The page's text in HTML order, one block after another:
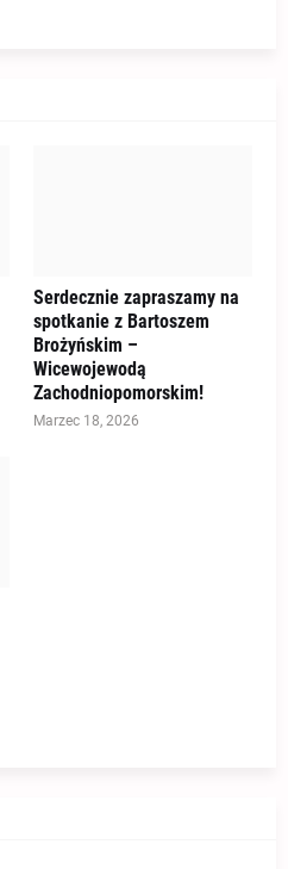
Serdecznie zapraszamy na
spotkanie z Bartoszem
Brożyńskim –
Wicewojewodą
Zachodniopomorskim!
Marzec 18, 2026